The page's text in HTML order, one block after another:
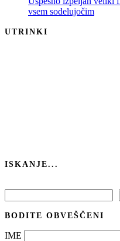
vsem sodelujočim
UTRINKI
ISKANJE...
BODITE OBVEŠČENI
IME